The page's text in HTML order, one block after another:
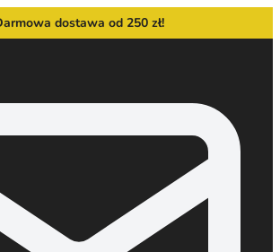
dostawa od 250 zł!